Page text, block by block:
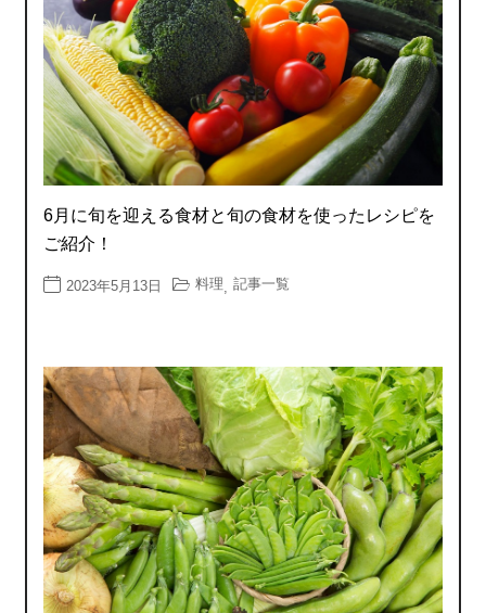
6月に旬を迎える食材と旬の食材を使ったレシピを
ご紹介！
2023年5月13日 料理 記事一覧